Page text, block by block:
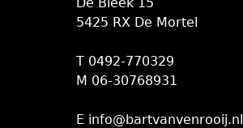
5425 RX De Mortel
T 0492-770329
M 06-30768931
E info@bartvanvenrooij.nl